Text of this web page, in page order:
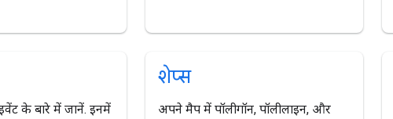
इवेंट के बारे में जानें. इनमें
शेप्स
अपने मैप में पॉलीगॉन, पॉलीलाइन, और